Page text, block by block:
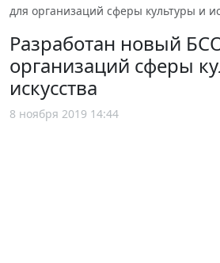
для организаций сферы культуры и
Разработан новый
организаций сферы
искусства
8 ноября 2019 14:44